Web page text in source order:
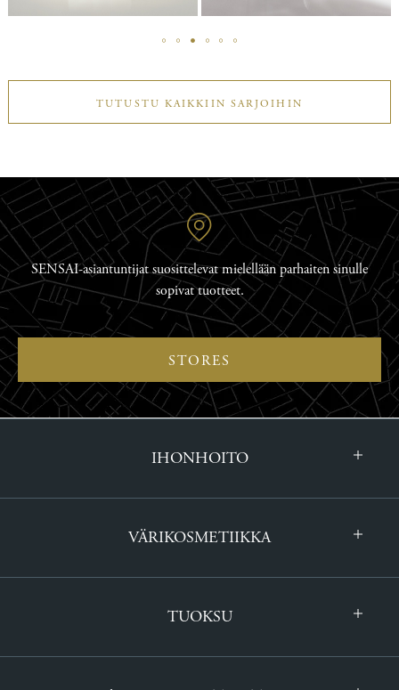
TUTUSTU KAIKKIIN SARJOIHIN
SENSAI-asiantuntijat suosittelevat mielellään parhaiten sinulle
sopivat tuotteet.
STORES
IHONHOITO
VÄRIKOSMETIIKKA
TUOKSU